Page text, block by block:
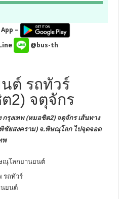
–
@bus-th
ต์ รถทัวร์
2) จตุจักร
กรุงเทพ (หมอชิต2) จตุจักรเส้นทาง
ชัยสงคราม) จ.พิษณุโลก ไปจุดจอด
พ
รถทัวร์
ยนต์